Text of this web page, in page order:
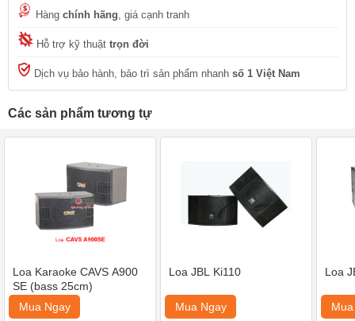
Hàng chính hãng, giá cạnh tranh
Hỗ trợ kỹ thuật trọn đời
Dịch vụ bảo hành, bảo trì sản phẩm nhanh số 1 Việt Nam
Các sản phẩm tương tự
Loa Karaoke CAVS A900
SE (bass 25cm)
Mua Ngay
Loa JBL Ki110
Mua Ngay
Loa